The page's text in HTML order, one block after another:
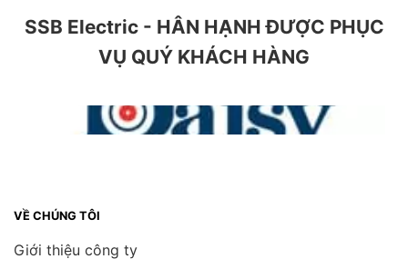
SSB Electric - HÂN HẠNH ĐƯỢC PHỤC
VỤ QUÝ KHÁCH HÀNG
VỀ CHÚNG TÔI
Giới thiệu công ty